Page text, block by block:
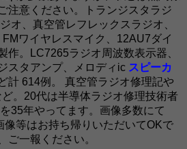
注意ください。トランジスタラジ
オ、真空管レフレックスラジオ、
ワイヤレスマイク、12AU7ダイ
作。LC7265ラジオ周波数表示器、
スタアンプ、メロディic スピーカ
計 614例。 真空管ラジオ修理記や
。20代は半導体ラジオ修理技術者
35年やってます。画像多数にて
像等はお持ち帰りいただいてOKで
ご一報ください。